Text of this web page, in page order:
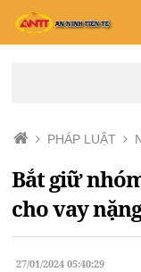
PHÁP LUẬT
Bắt giữ
cho vay
27/01/2024 05:40:29